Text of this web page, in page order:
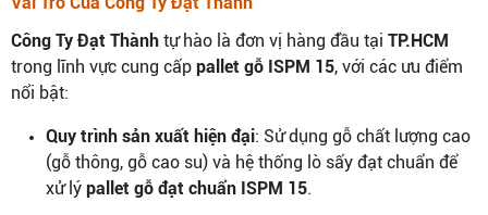
Công Ty Đạt Thành tự hào là đơn vị hàng đầu tại TP.HCM
trong lĩnh vực cung cấp pallet gỗ ISPM 15, với các ưu điểm
nổi bật:
Quy trình sản xuất hiện đại: Sử dụng gỗ chất lượng cao
(gỗ thông, gỗ cao su) và hệ thống lò sấy đạt chuẩn để
xử lý pallet gỗ đạt chuẩn ISPM 15.